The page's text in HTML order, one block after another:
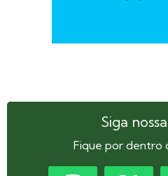
Siga
Fique por dentro